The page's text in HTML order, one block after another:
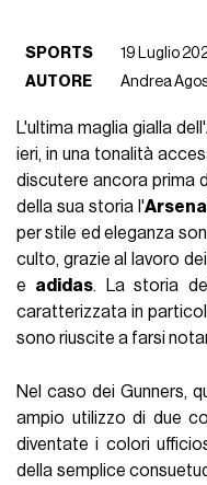
SPORTS
19 Luglio
AUTORE
Andrea
L'ultima maglia gialla
ieri, in una tonalità
discutere ancora prima
della sua storia l'Arsenal
per stile ed eleganza
culto, grazie al lavoro
e adidas. La storia
caratterizzata in
sono riuscite a farsi
Nel caso dei Gunners,
ampio utilizzo di due
diventate i colori
della semplice